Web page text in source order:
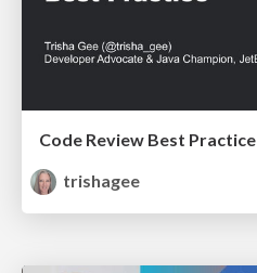
Code Review Best Practice
trishagee